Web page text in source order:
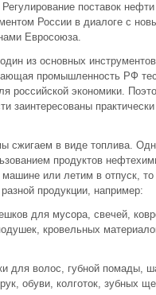
поставок
России в диалоге с
Евросоюза.
из основных
промышленность РФ
российской экономики.
заинтересованы
сжигаем в виде топлива.
продуктов
или летим в отпуск,
продукции, например:
для мусора, свечей,
кровельных
для волос, губной помады,
обуви, колготок, зубных